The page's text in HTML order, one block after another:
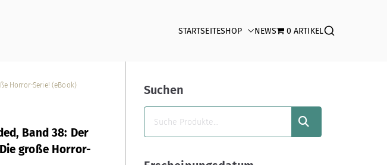
STARTSEITESHOP NEWS 0 ARTIKEL
Horror-Serie! (eBook)
Band 38: Der
große Horror-
Suchen
SUCHEN